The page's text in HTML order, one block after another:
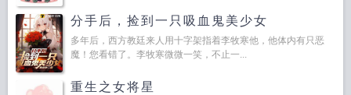
分手后，捡到一只吸血鬼美少女
多年后，西方教廷来人用十字架指着李牧寒他，他体内有只恶
魔！您看错了。李牧寒微微一笑，不止一...
重生之女将星